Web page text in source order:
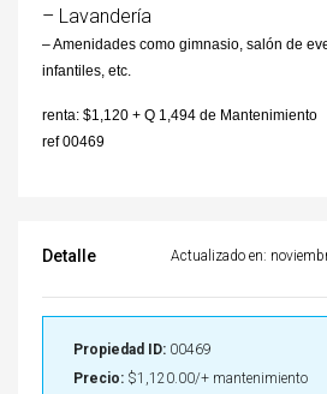
– Lavandería
– Amenidades como gimnasio, salón de
infantiles, etc.
renta: $1,120 + Q 1,494 de Mantenimiento
ref 00469
Detalle Actualizado en:
Propiedad ID: 00469
Precio: $1,120.00/+ mantenimiento